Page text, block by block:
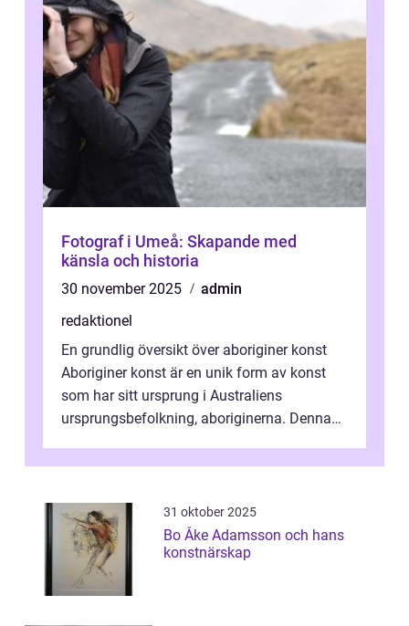
Fotograf i Umeå: Skapande med
känsla och historia
30 november 2025
admin
redaktionel
En grundlig översikt över aboriginer konst
Aboriginer konst är en unik form av konst
som har sitt ursprung i Australiens
ursprungsbefolkning, aboriginerna. Denna
31 oktober 2025
Bo Åke Adamsson och hans
konstnärskap